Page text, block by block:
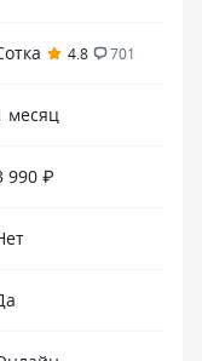
4.8 701
месяц
990 ₽